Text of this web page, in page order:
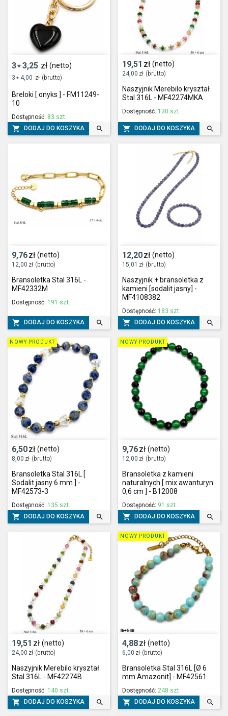
3*3,25 zł (netto)
3 * 4,00 zł (brutto)
Breloki [ onyks ] - FM11249-
10
Dostępność: 83 szt.
 DODAJ DO KOSZYKA 
19,51 zł (netto)
24,00 zł (brutto)
Naszyjnik Merebilo kryształ
Stal 316L - MF42274MKA
Dostępność: 130 szt.
 DODAJ DO KOSZYKA 
9,76zł (netto)
12,00 zł (brutto)
Bransoletka Stal 316L -
MF42332M
Dostępność: 191 szt.
 DODAJ DO KOSZYKA 
12,20zł (netto)
15,01 zł (brutto)
Naszyjnik + bransoletka z
kamieni [sodalit jasny] -
MF4108382
Dostępność: 183 szt.
 DODAJ DO KOSZYKA 
6,50zł (netto)
8,00 zł (brutto)
Bransoletka Stal 316L [
Sodalit jasny 6 mm ] -
MF42573-3
Dostępność: 135 szt.
 DODAJ DO KOSZYKA 
NOWY PRODUKT
9,76zł (netto)
12,00 zł (brutto)
Bransoletka z kamieni
naturalnych [ mix awanturyn
0,6 cm ] - B12008
Dostępność: 91 szt.
 DODAJ DO KOSZYKA 
NOWY PRODUKT
19,51 zł (netto)
24,00 zł (brutto)
Naszyjnik Merebilo kryształ
Stal 316L - MF42274B
Dostępność: 140 szt.
 DODAJ DO KOSZYKA 
4,88zł (netto)
6,00 zł (brutto)
Bransoletka Stal 316L [Ø 6
mm Amazonit] - MF42561
Dostępność: 248 szt.
 DODAJ DO KOSZYKA 
NOWY PRODUKT